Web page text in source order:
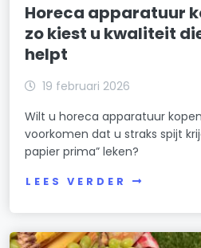
Horeca apparatuur
zo kiest u kwaliteit
helpt
19 februari 2026
Wilt u horeca apparatuur
voorkomen dat u straks spijt
papier prima” leken?
LEES VERDER